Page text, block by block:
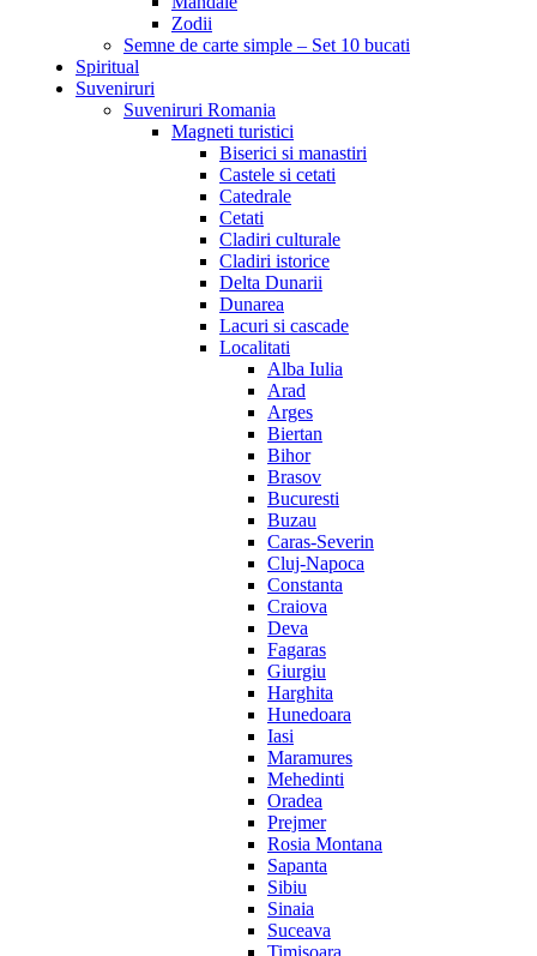
Zodii
Semne de carte simple – Set 10 bucati
Spiritual
Suveniruri
Suveniruri Romania
Magneti turistici
Biserici si manastiri
Castele si cetati
Catedrale
Cetati
Cladiri culturale
Cladiri istorice
Delta Dunarii
Dunarea
Lacuri si cascade
Localitati
Alba Iulia
Arad
Arges
Biertan
Bihor
Brasov
Bucuresti
Buzau
Caras-Severin
Cluj-Napoca
Constanta
Craiova
Deva
Fagaras
Giurgiu
Harghita
Hunedoara
Iasi
Maramures
Mehedinti
Oradea
Prejmer
Rosia Montana
Sapanta
Sibiu
Sinaia
Suceava
Timisoara